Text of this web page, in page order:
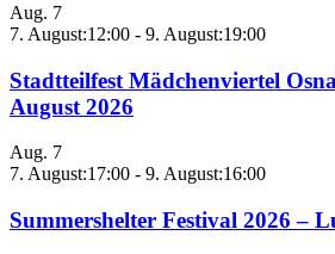
Aug. 7
7. August:12:00 - 9. August:19:00
Stadtteilfest Mädchenviertel
August 2026
Aug. 7
7. August:17:00 - 9. August:16:00
Summershelter Festival 2026 –